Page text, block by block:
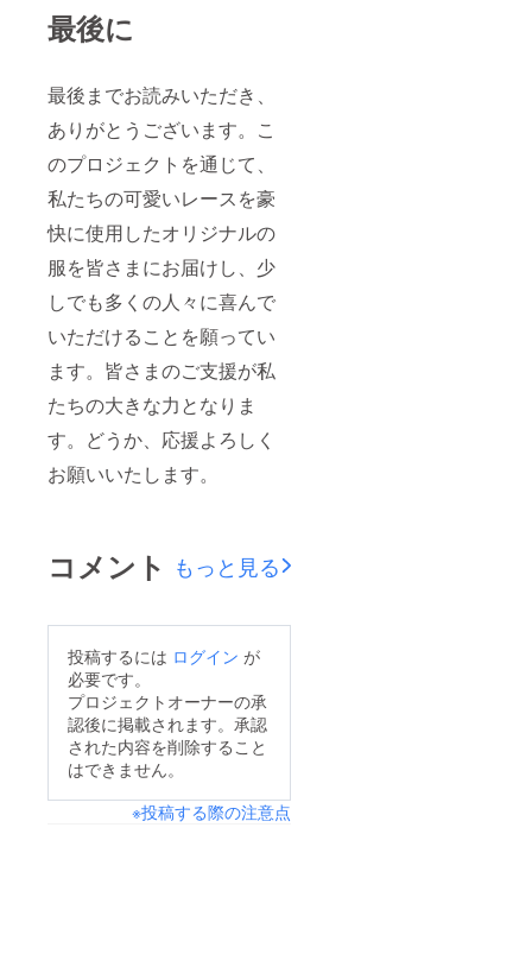
最後に
最後までお読みいただき、
ありがとうございます。こ
のプロジェクトを通じて、
私たちの可愛いレースを豪
快に使用したオリジナルの
服を皆さまにお届けし、少
しでも多くの人々に喜んで
いただけることを願ってい
ます。皆さまのご支援が私
たちの大きな力となりま
す。どうか、応援よろしく
お願いいたします。
コメント もっと見る
投稿するには ログイン が
必要です。
プロジェクトオーナーの承
認後に掲載されます。承認
された内容を削除すること
はできません。
※投稿する際の注意点